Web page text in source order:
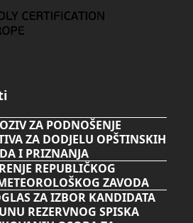
ZA PODNOŠENJE
ZA DODJELU OPŠTINSKIH
I PRIZNANJA
REPUBLIČKOG
ZAVODA
ZA IZBOR KANDIDATA
REZERVNOG SPISKA